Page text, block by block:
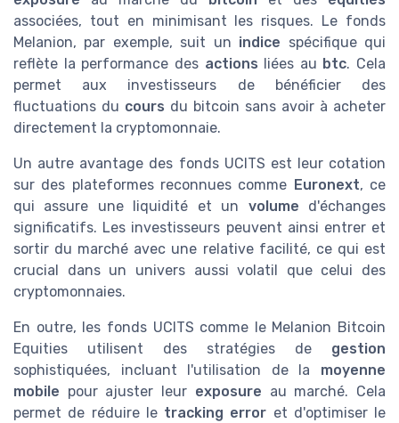
associées, tout en minimisant les risques. Le fonds
Melanion, par exemple, suit un indice spécifique qui
reflète la performance des actions liées au btc. Cela
permet aux investisseurs de bénéficier des
fluctuations du cours du bitcoin sans avoir à acheter
directement la cryptomonnaie.
Un autre avantage des fonds UCITS est leur cotation
sur des plateformes reconnues comme Euronext, ce
qui assure une liquidité et un volume d'échanges
significatifs. Les investisseurs peuvent ainsi entrer et
sortir du marché avec une relative facilité, ce qui est
crucial dans un univers aussi volatil que celui des
cryptomonnaies.
En outre, les fonds UCITS comme le Melanion Bitcoin
Equities utilisent des stratégies de gestion
sophistiquées, incluant l'utilisation de la moyenne
mobile pour ajuster leur exposure au marché. Cela
permet de réduire le tracking error et d'optimiser le